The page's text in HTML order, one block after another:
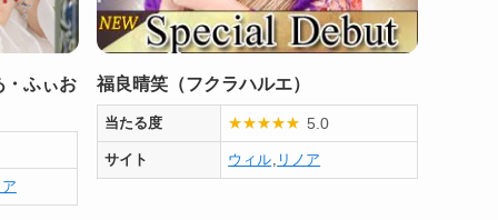
・ふぃお 福良晴笑（フクラハルエ）
当たる度 ★★★★★ 5.0
サイト ウィル, リノア